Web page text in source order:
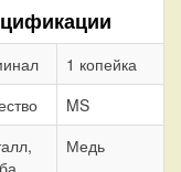
1 копейка
MS
Медь